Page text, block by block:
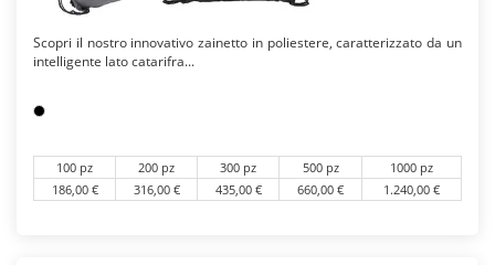
Scopri il nostro innovativo zainetto in poliestere, caratterizzato da un
intelligente lato catarifra...
100 pz 200 pz 300 pz 500 pz
1000 pz
186,00 €
316,00 € 435,00 € 660,00 € 1.240,00 €